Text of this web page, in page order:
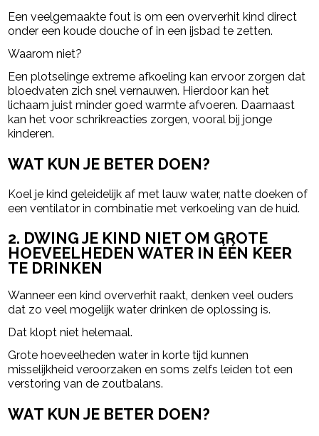
Een veelgemaakte fout is om een oververhit kind direct
onder een koude douche of in een ijsbad te zetten.
Waarom niet?
Een plotselinge extreme afkoeling kan ervoor zorgen dat
bloedvaten zich snel vernauwen. Hierdoor kan het
lichaam juist minder goed warmte afvoeren. Daarnaast
kan het voor schrikreacties zorgen, vooral bij jonge
kinderen.
WAT KUN JE BETER DOEN?
Koel je kind geleidelijk af met lauw water, natte doeken of
een ventilator in combinatie met verkoeling van de huid.
2. DWING JE KIND NIET OM GROTE
HOEVEELHEDEN WATER IN ÉÉN KEER
TE DRINKEN
Wanneer een kind oververhit raakt, denken veel ouders
dat zo veel mogelijk water drinken de oplossing is.
Dat klopt niet helemaal.
Grote hoeveelheden water in korte tijd kunnen
misselijkheid veroorzaken en soms zelfs leiden tot een
verstoring van de zoutbalans.
WAT KUN JE BETER DOEN?